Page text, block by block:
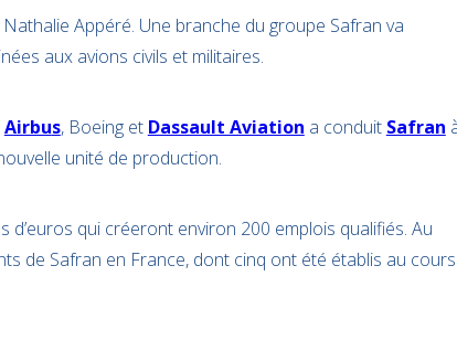
Appéré. Une branche du groupe Safran va
aux avions civils et militaires.
Airbus, Boeing et Dassault Aviation a conduit Safran
unité de production.
d’euros qui créeront environ 200 emplois qualifiés. Au
de Safran en France, dont cinq ont été établis au cours